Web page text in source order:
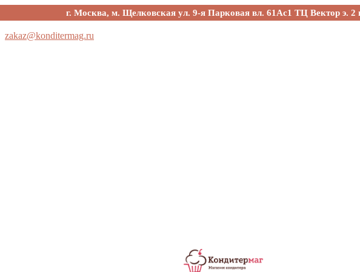
г. Москва, м. Щелковская ул. 9-я Парковая вл. 61Ас1 ТЦ Вектор э. 2
zakaz@konditermag.ru